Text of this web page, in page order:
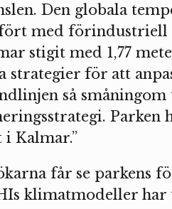
Den globala
med förindustriell
stigit med 1,77
strategier för att
så
Parken
Kalmar.”
får se parkens
klimatmodeller